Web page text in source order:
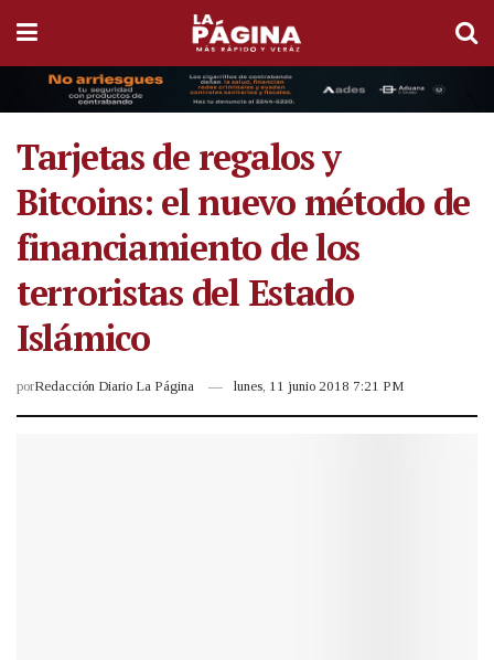
Tarjetas de regalos y
Bitcoins: el nuevo método de
financiamiento de los
terroristas del Estado
Islámico
porRedacción Diario La Página lunes, 11 junio 2018 7:21 PM